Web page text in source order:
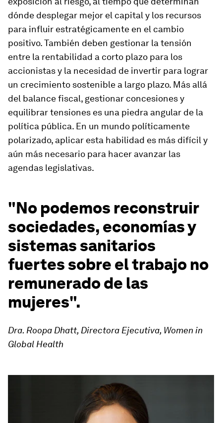
dónde desplegar mejor el capital y los recursos
para influir estratégicamente en el cambio
positivo. También deben gestionar la tensión
entre la rentabilidad a corto plazo para los
accionistas y la necesidad de invertir para lograr
un crecimiento sostenible a largo plazo. Más allá
del balance fiscal, gestionar concesiones y
equilibrar tensiones es una piedra angular de la
política pública. En un mundo políticamente
polarizado, aplicar esta habilidad es más difícil y
aún más necesario para hacer avanzar las
agendas legislativas.
"No podemos reconstruir
sociedades, economías y
sistemas sanitarios
fuertes sobre el trabajo no
remunerado de las
mujeres".
Dra. Roopa Dhatt, Directora Ejecutiva, Women in
Global Health